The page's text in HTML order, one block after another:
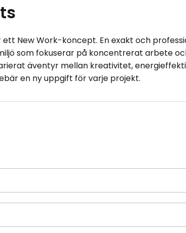
New Work-koncept. En exakt och
som fokuserar på koncentrerat arbete
äventyr mellan kreativitet,
en ny uppgift för varje projekt.